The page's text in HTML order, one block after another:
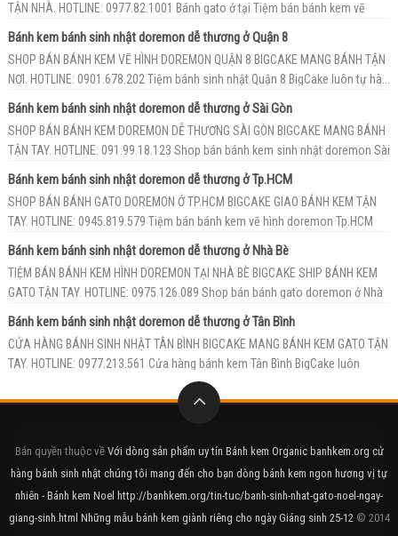
TẬN NHÀ. HOTLINE: 0977.82.1001 Bánh gato ở tại Tiệm bán bánh kem vẽ
Bánh kem bánh sinh nhật doremon dễ thương ở Quận 8
SHOP BÁN BÁNH KEM VẼ HÌNH DOREMON QUẬN 8 BIGCAKE MANG BÁNH TẬN
NƠI. HOTLINE: 0901.678.202 Tiệm bánh sinh nhật Quận 8 BigCake luôn tự hà...
Bánh kem bánh sinh nhật doremon dễ thương ở Sài Gòn
SHOP BÁN BÁNH KEM DOREMON DỄ THƯƠNG SÀI GÒN BIGCAKE MANG BÁNH
TẬN TAY. HOTLINE: 091.99.18.123 Shop bán bánh kem sinh nhật doremon Sài
Bánh kem bánh sinh nhật doremon dễ thương ở Tp.HCM
SHOP BÁN BÁNH GATO DOREMON Ở TP.HCM BIGCAKE GIAO BÁNH KEM TẬN
TAY. HOTLINE: 0945.819.579 Tiệm bán bánh kem vẽ hình doremon Tp.HCM
Bánh kem bánh sinh nhật doremon dễ thương ở Nhà Bè
TIỆM BÁN BÁNH KEM HÌNH DOREMON TẠI NHÀ BÈ BIGCAKE SHIP BÁNH KEM
GATO TẬN TAY. HOTLINE: 0975.126.089 Shop bán bánh gato doremon ở Nhà
Bánh kem bánh sinh nhật doremon dễ thương ở Tân Bình
CỬA HÀNG BÁNH SINH NHẬT TÂN BÌNH BIGCAKE MANG BÁNH KEM GATO TẬN
TAY. HOTLINE: 0977.213.561 Cửa hàng bánh kem Tân Bình BigCake luôn
Bản quyền thuộc về Với dòng sản phẩm uy tín Bánh kem Organic banhkem.org cử
hàng bánh sinh nhật chúng tôi mang đến cho bạn dòng bánh kem ngon hương vị tự
nhiên - Bánh kem Noel http://banhkem.org/tin-tuc/banh-sinh-nhat-gato-noel-ngay-
giang-sinh.html Những mẫu bánh kem giành riêng cho ngày Giáng sinh 25-12 © 2014